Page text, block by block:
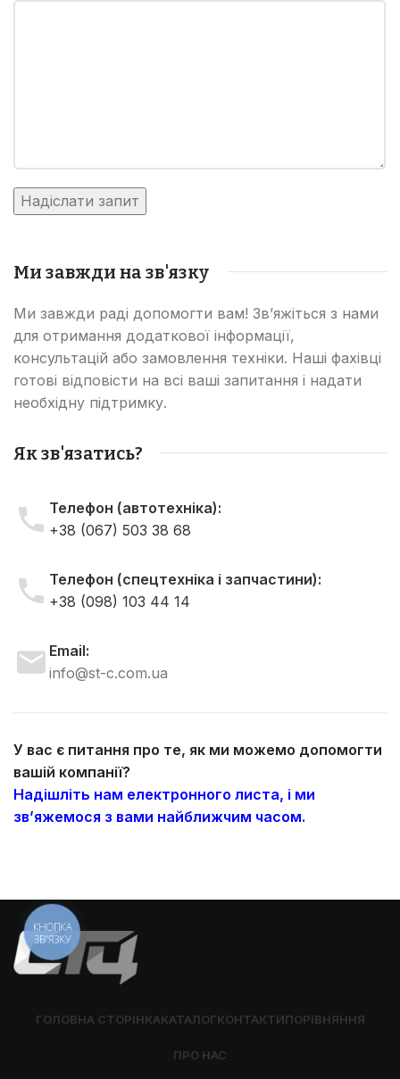
Ми завжди на зв'язку
Ми завжди раді допомогти вам! Зв’яжіться з нами
для отримання додаткової інформації,
консультацій або замовлення техніки. Наші фахівці
готові відповісти на всі ваші запитання і надати
необхідну підтримку.
Як зв'язатись?
Телефон (автотехніка):
+38 (067) 503 38 68
Телефон (спецтехніка і запчастини):
+38 (098) 103 44 14
Email:
info@st-c.com.ua
У вас є питання про те, як ми можемо допомогти
вашій компанії?
Надішліть нам електронного листа, і ми
зв’яжемося з вами найближчим часом.
ГОЛОВНА СТОРІНКАКАТАЛОГКОНТАКТИПОРІВНЯННЯ
ПРО НАС
КНОПКА
ЗВ'ЯЗКУ